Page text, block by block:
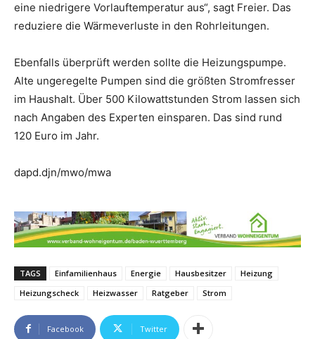
eine niedrigere Vorlauftemperatur aus“, sagt Freier. Das
reduziere die Wärmeverluste in den Rohrleitungen.
Ebenfalls überprüft werden sollte die Heizungspumpe.
Alte ungeregelte Pumpen sind die größten Stromfresser
im Haushalt. Über 500 Kilowattstunden Strom lassen sich
nach Angaben des Experten einsparen. Das sind rund
120 Euro im Jahr.
dapd.djn/mwo/mwa
TAGS Einfamilienhaus Energie Hausbesitzer
Heizung
Heizungscheck
Heizwasser Ratgeber Strom
Facebook Twitter